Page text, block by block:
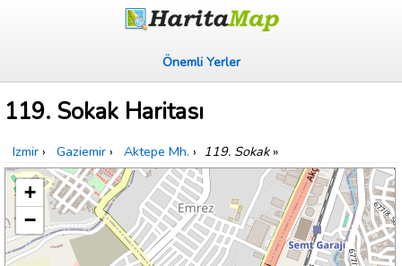
Önemli Yerler
119. Sokak Haritası
Izmir › Gaziemir › Aktepe Mh. › 119. Sokak»
+
−